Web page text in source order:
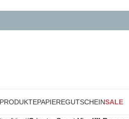
PAPIEREGUTSCHEINSALE